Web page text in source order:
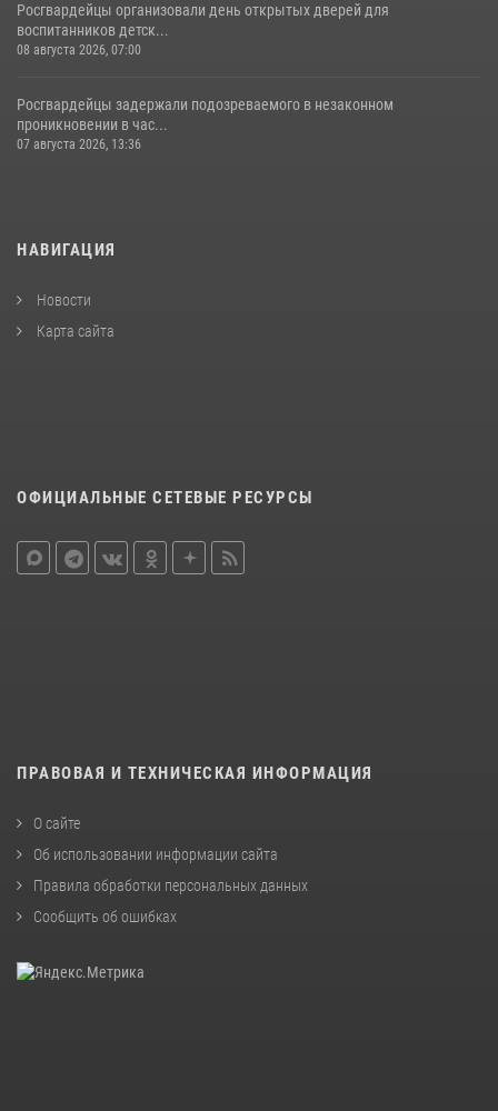
Росгвардейцы организовали день открытых дверей для
воспитанников детск...
08 августа 2026, 07:00
Росгвардейцы задержали подозреваемого в незаконном
проникновении в час...
07 августа 2026, 13:36
НАВИГАЦИЯ
Новости
Карта сайта
ОФИЦИАЛЬНЫЕ СЕТЕВЫЕ РЕСУРСЫ
ПРАВОВАЯ И ТЕХНИЧЕСКАЯ ИНФОРМАЦИЯ
О сайте
Об использовании информации сайта
Правила обработки персональных данных
Сообщить об ошибках